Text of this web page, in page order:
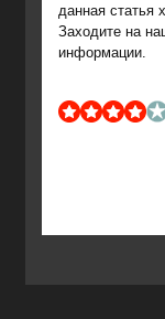
данная статья
Заходите на
информации.